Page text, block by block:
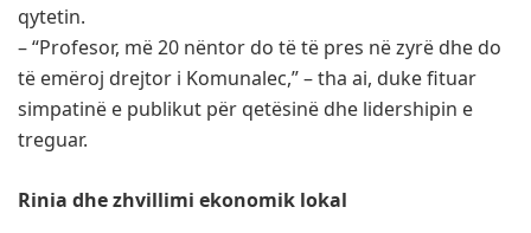
qytetin.
– “Profesor, më 20 nëntor do të të pres në zyrë dhe do
të emëroj drejtor i Komunalec,” – tha ai, duke fituar
simpatinë e publikut për qetësinë dhe lidershipin e
treguar.
Rinia dhe zhvillimi ekonomik lokal